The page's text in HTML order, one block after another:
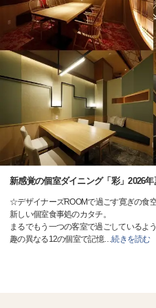
新感覚の個室ダイニング「彩」2026
☆デザイナーズROOMで過ごす寛ぎの食
新しい個室食事処のカタチ。
まるでもう一つの客室で過ごしているよ
趣の異なる12の個室で記憶…続きを読む